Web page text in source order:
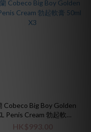
Cobeco Big Boy Golden
Penis Cream 勃起軟膏
50ml X3
HK$993.00